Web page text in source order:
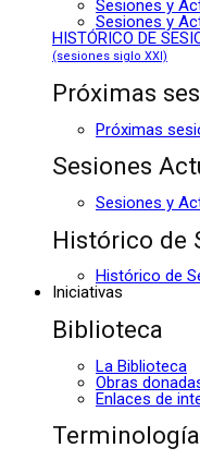
Sesiones y
Sesiones y
HISTÓRICO DE
(sesiones siglo XXI)
Próximas
Próximas
Sesiones
Sesiones y
Histórico de
Histórico de
Iniciativas
Biblioteca
La Biblioteca
Obras
Enlaces de